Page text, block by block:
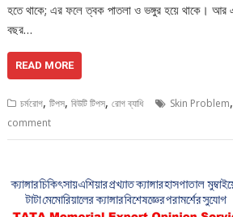
হতে থাকে; এর ফলে ত্বক পাতলা ও ভঙ্গুর হয়ে থাকে। আর
বছর…
READ MORE
চর্মরোগ,টিপস,বিউটি টিপস্,রোগ ব্যাধি Skin Problem
comment